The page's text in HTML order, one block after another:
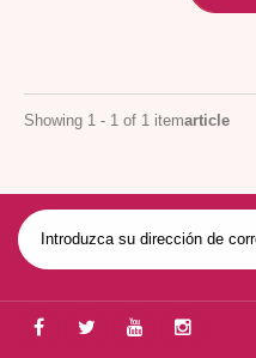
Showing 1 - 1 of 1 itemarticle